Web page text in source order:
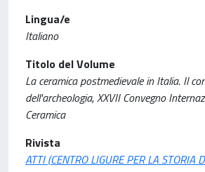
Lingua/e
Italiano
Titolo del Volume
La ceramica postmedievale in Italia. Il
dell'archeologia, XXVII Convegno
Ceramica
Rivista
ATTI (CENTRO LIGURE PER LA STORIA